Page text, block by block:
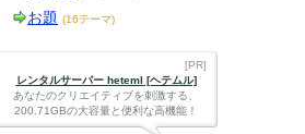
お題 (16テーマ)
[PR]
レンタルサーバー heteml [ヘテムル]
あなたのクリエイティブを刺激する、
200.71GBの大容量と便利な高機能！